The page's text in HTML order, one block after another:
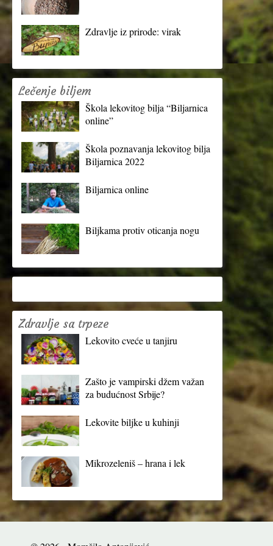
Zdravlje iz prirode: virak
Lečenje biljem
Škola lekovitog bilja “Biljarnica
online”
Škola poznavanja lekovitog bilja
Biljarnica 2022
Biljarnica online
Biljkama protiv oticanja nogu
Zdravlje sa trpeze
Lekovito cveće u tanjiru
Zašto je vampirski džem važan
za budućnost Srbije?
Lekovite biljke u kuhinji
Mikrozeleniš – hrana i lek